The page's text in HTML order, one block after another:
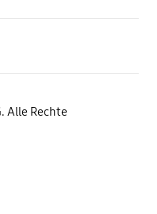
Alle Rechte